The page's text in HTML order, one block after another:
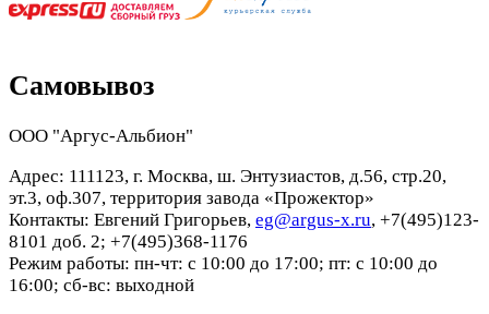
Самовывоз
ООО "Аргус-Альбион"
Адрес: 111123, г. Москва, ш. Энтузиастов, д.56, стр.20,
эт.3, оф.307, территория завода «Прожектор»
Контакты: Евгений Григорьев, eg@argus-x.ru, +7(495)123-
8101 доб. 2; +7(495)368-1176
Режим работы: пн-чт: с 10:00 до 17:00; пт: с 10:00 до
16:00; сб-вс: выходной